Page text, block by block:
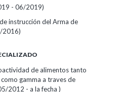
- 06/2019)
instrucción del Arma de
2016)
de alimentos tanto
gamma a traves de
2012 - a la fecha )